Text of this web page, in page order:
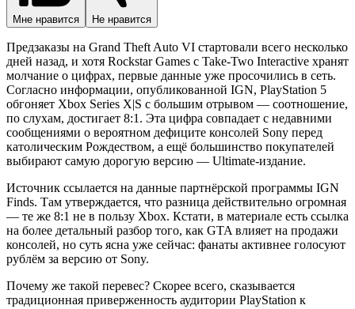
Мне нравится Не нравится
Предзаказы на Grand Theft Auto VI стартовали всего несколько
дней назад, и хотя Rockstar Games с Take-Two Interactive хранят
молчание о цифрах, первые данные уже просочились в сеть.
Согласно информации, опубликованной IGN, PlayStation 5
обгоняет Xbox Series X|S с большим отрывом — соотношение,
по слухам, достигает 8:1. Эта цифра совпадает с недавними
сообщениями о вероятном дефиците консолей Sony перед
католическим Рождеством, а ещё большинство покупателей
выбирают самую дорогую версию — Ultimate-издание.
Источник ссылается на данные партнёрской программы IGN
Finds. Там утверждается, что разница действительно огромная
— те же 8:1 не в пользу Xbox. Кстати, в материале есть ссылка
на более детальный разбор того, как GTA влияет на продажи
консолей, но суть ясна уже сейчас: фанаты активнее голосуют
рублём за версию от Sony.
Почему же такой перевес? Скорее всего, сказывается
традиционная приверженность аудитории PlayStation к